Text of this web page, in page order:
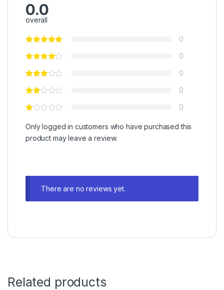
0.0
overall
0
0
0
0
0
Only logged in customers who have purchased this
product may leave a review.
There are no reviews yet.
Related products